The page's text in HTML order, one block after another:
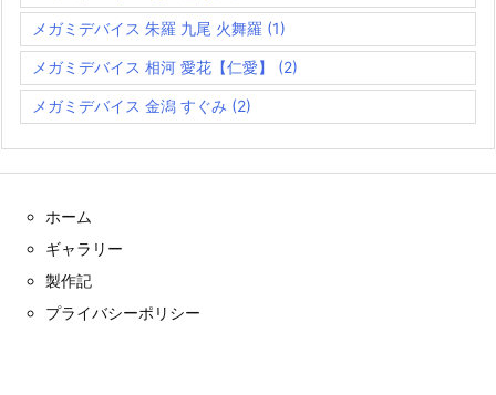
メガミデバイス 朱羅 九尾 火舞羅 (1)
メガミデバイス 相河 愛花【仁愛】 (2)
メガミデバイス 金潟 すぐみ (2)
ホーム
ギャラリー
製作記
プライバシーポリシー